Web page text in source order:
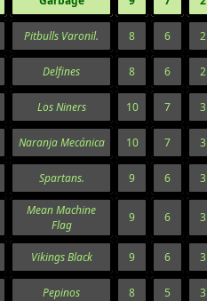
Pitbulls Varonil. 8 6 2
Delfines 8 6 2
Los Niners 10 7 3
Naranja Mecánica 10 7 3
Spartans. 9 6 3
Mean Machine
Flag
9 6 3
Vikings Black 9 6 3
Pepinos 8 5 3